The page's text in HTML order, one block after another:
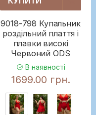
9018-798 Купальник
роздільний плаття і
плавки високі
Червоний ODS
В наявності
1699.00 грн.